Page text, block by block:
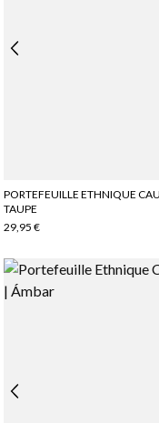
PORTEFEUILLE ETHNIQUE
TAUPE
29,95 €